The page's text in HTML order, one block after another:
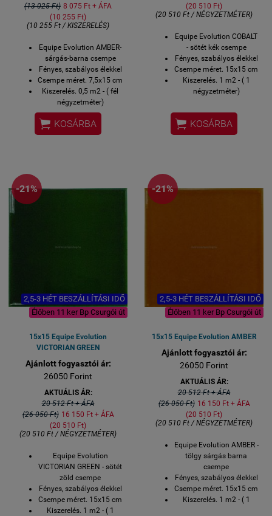
(13 025 Ft) 8 075 Ft + ÁFA
(10 255 Ft)
(10 255 Ft / KISZERELÉS)
Equipe Evolution AMBER-
sárgás-barna csempe
Fényes, szabályos élekkel
Csempe méret. 7,5x15 cm
Kiszerelés. 0,5 m2 - ( fél
négyzetméter)
Megrendelésre szállítjuk
1,5-3 hét alatt az Equipe
gyárából közvetlenül
ideje az Ön által megjelölt
címre plusz idő.
 KOSÁRBA
(20 510 Ft)
(20 510 Ft / NÉGYZETMÉTER)
Equipe Evolution COBALT
- sötét kék csempe
Fényes, szabályos élekkel
Csempe méret. 15x15 cm
Kiszerelés. 1 m2 - ( 1
négyzetméter)
1,5-3 hét alatt az Equipe
gyárából közvetlenül
telephelyünkre.
Bemutatóteremben
 KOSÁRBA
-21%
2,5-3 HÉT BESZÁLLÍTÁSI IDŐ
Élőben 11 ker Bp Csurgói út
15x15 Equipe Evolution
VICTORIAN GREEN
Ajánlott fogyasztói ár:
26050 Forint
AKTUÁLIS ÁR:
20 512 Ft + ÁFA
(26 050 Ft) 16 150 Ft + ÁFA
(20 510 Ft)
(20 510 Ft / NÉGYZETMÉTER)
Equipe Evolution
VICTORIAN GREEN - sötét
zöld csempe
Fényes, szabályos élekkel
Csempe méret. 15x15 cm
Kiszerelés. 1 m2 - ( 1
-21%
2,5-3 HÉT BESZÁLLÍTÁSI IDŐ
Élőben 11 ker Bp Csurgói út
15x15 Equipe Evolution AMBER
Ajánlott fogyasztói ár:
26050 Forint
AKTUÁLIS ÁR:
20 512 Ft + ÁFA
(26 050 Ft) 16 150 Ft + ÁFA
(20 510 Ft)
(20 510 Ft / NÉGYZETMÉTER)
Equipe Evolution AMBER -
tölgy sárgás barna
csempe
Fényes, szabályos élekkel
Csempe méret. 15x15 cm
Kiszerelés. 1 m2 - ( 1